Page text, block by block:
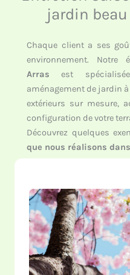
jardin
Chaque client a ses
environnement. Notre
Arras est
aménagement de jardin
extérieurs sur mesure,
configuration de votre
Découvrez quelques
que nous réalisons